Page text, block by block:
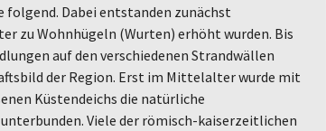
Dabei entstanden zunächst
zu Wohnhügeln (Wurten) erhöht wurden. Bis
auf den verschiedenen Strandwällen
der Region. Erst im Mittelalter wurde mit
Küstendeichs die natürliche
Viele der römisch-kaiserzeitlichen